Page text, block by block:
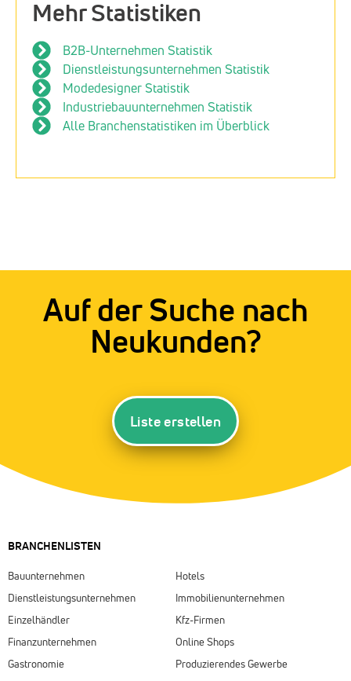
Mehr Statistiken
B2B-Unternehmen Statistik
Dienstleistungsunternehmen Statistik
Modedesigner Statistik
Industriebauunternehmen Statistik
Alle Branchenstatistiken im Überblick
Auf der Suche nach
Neukunden?
Liste erstellen
BRANCHENLISTEN
Bauunternehmen
Dienstleistungsunternehmen
Einzelhändler
Finanzunternehmen
Gastronomie
Hotels
Immobilienunternehmen
Kfz-Firmen
Online Shops
Produzierendes Gewerbe